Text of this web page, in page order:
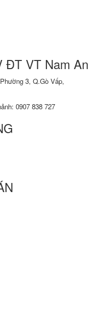
ĐT VT Nam An
3, Q.Gò Vấp,
0907 838 727